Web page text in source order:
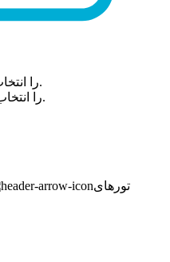
«Add to home screen» را انتخاب کنید.
3. در مرحله بعد “Add” را انتخاب کنید.
تورهای